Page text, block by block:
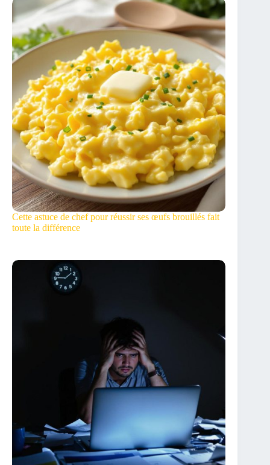
Cette astuce de chef pour réussir ses œufs brouillés fait
toute la différence